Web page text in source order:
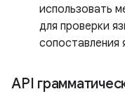
использовать
для проверки
сопоставления
API